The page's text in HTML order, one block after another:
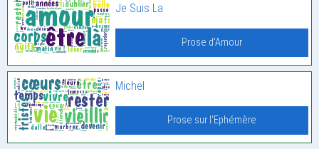
Je Suis La
Prose d'Amour
Michel
Prose sur l'Ephémère